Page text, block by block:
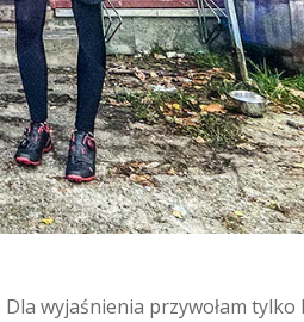
Dla wyjaśnienia przywołam